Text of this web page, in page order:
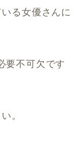
る女優さんに
要不可欠です
。